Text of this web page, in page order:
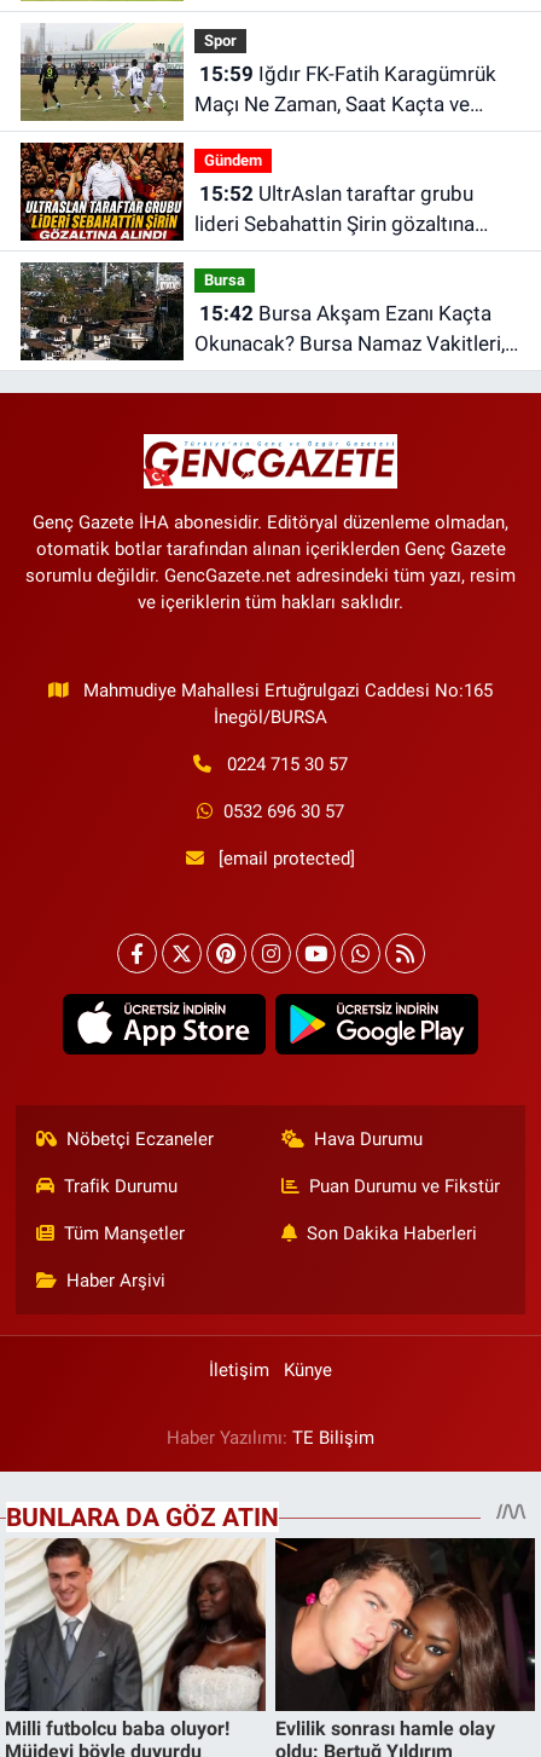
Kanalda?
Spor
15:59
Maçı Ne Zaman, Saat Kaçta ve
Hangi Kanalda?
Gündem
15:52UltrAslan taraftar grubu
lideri Sebahattin Şirin gözaltına
alındı | Sebahattin Şirin kimdir?
Bursa
15:42Bursa Akşam Ezanı Kaçta
Okunacak? Bursa Namaz Vakitleri,
Bursa Ezan Saatleri | 09 Ağustos
Genç Gazete İHA abonesidir. Editöryal düzenleme olmadan,
otomatik botlar tarafından alınan içeriklerden Genç Gazete
sorumlu değildir. GencGazete.net adresindeki tüm yazı, resim
ve içeriklerin tüm hakları saklıdır.
Mahmudiye Mahallesi Ertuğrulgazi Caddesi No:165
İnegöl/BURSA
0224 715 30 57
0532 696 30 57
[email protected]
Nöbetçi Eczaneler Hava Durumu
Trafik Durumu Puan Durumu ve Fikstür
Tüm Manşetler Son Dakika Haberleri
Haber Arşivi
İletişim Künye
Haber Yazılımı: TE Bilişim